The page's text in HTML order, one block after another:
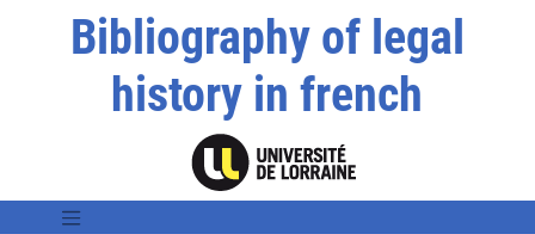
Bibliography of legal
history in french